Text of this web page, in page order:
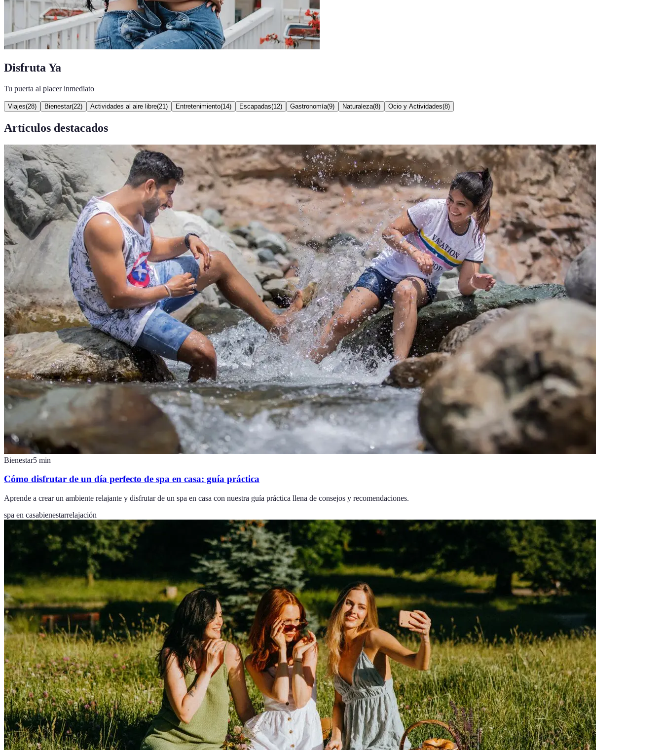
Disfruta Ya
Tu puerta al placer inmediato
Viajes(28) Bienestar(22) Actividades al aire libre(21 ) Entretenimiento(14) Escapadas(12) Gastronomía(9) Naturaleza(8) Ocio y Actividades(8)
Artículos destacados
Bienestar5 min
Cómo disfrutar de un día perfecto de spa en casa: guía práctica
Aprende a crear un ambiente relajante y disfrutar de un spa en casa con nuestra guía práctica llena de consejos y recomendaciones.
spa en casabienestarrelajación